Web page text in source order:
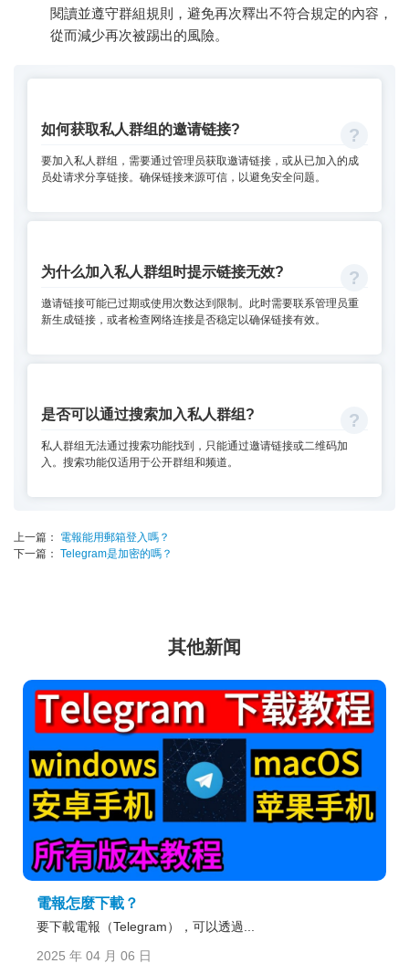
閱讀並遵守群組規則，避免再次釋出不符合規定的內容，
從而減少再次被踢出的風險。
如何获取私人群组的邀请链接?
要加入私人群组，需要通过管理员获取邀请链接，或从已加入的成
员处请求分享链接。确保链接来源可信，以避免安全问题。
为什么加入私人群组时提示链接无效?
邀请链接可能已过期或使用次数达到限制。此时需要联系管理员重
新生成链接，或者检查网络连接是否稳定以确保链接有效。
是否可以通过搜索加入私人群组?
私人群组无法通过搜索功能找到，只能通过邀请链接或二维码加
入。搜索功能仅适用于公开群组和频道。
上一篇：
電報能用郵箱登入嗎？
下一篇： Telegram是加密的嗎？
其他新闻
電報怎麼下載？
要下載電報（Telegram），可以透過...
2025 年 04 月 06 日